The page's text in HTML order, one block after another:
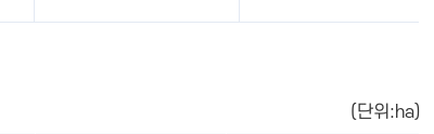
(단위:ha)